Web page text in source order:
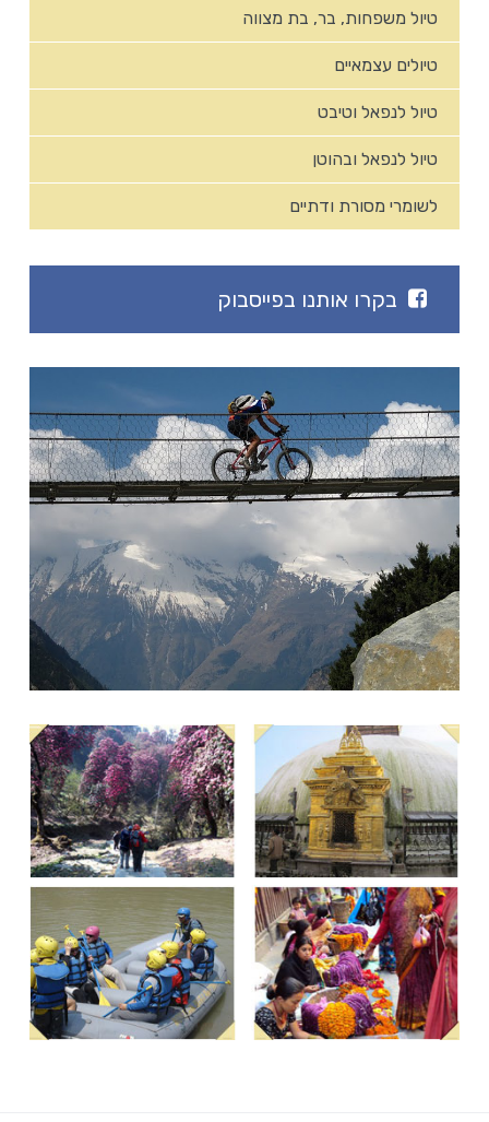
טיול משפחות, בר, בת מצווה
טיולים עצמאיים
טיול לנפאל וטיבט
טיול לנפאל ובהוטן
לשומרי מסורת ודתיים
בקרו אותנו בפייסבוק